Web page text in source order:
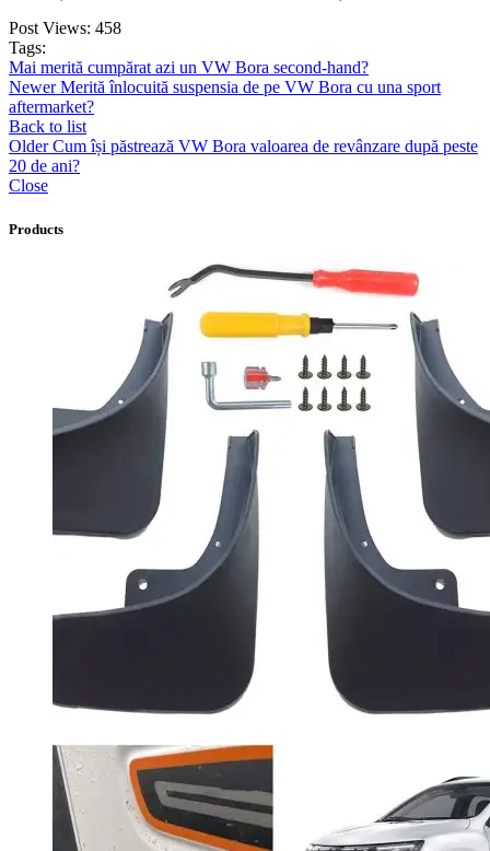
Post Views: 458
Tags:
Mai merită cumpărat azi un VW Bora second-hand?
Newer Merită înlocuită suspensia de pe VW Bora cu una sport
aftermarket?
Back to list
Older Cum își păstrează VW Bora valoarea de revânzare după peste
20 de ani?
Close
Products